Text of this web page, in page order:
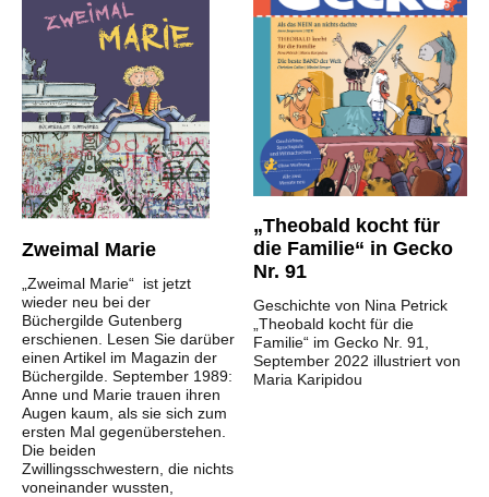
Zweimal Marie
„Zweimal Marie“ ist jetzt
wieder neu bei der
Büchergilde Gutenberg
erschienen. Lesen Sie darüber
einen Artikel im Magazin der
Büchergilde. September 1989:
Anne und Marie trauen ihren
Augen kaum, als sie sich zum
ersten Mal gegenüberstehen.
Die beiden
Zwillingsschwestern, die nichts
voneinander wussten,
„Theobald kocht für
die Familie“ in Gecko
Nr. 91
Geschichte von Nina Petrick
„Theobald kocht für die
Familie“ im Gecko Nr. 91,
September 2022 illustriert von
Maria Karipidou